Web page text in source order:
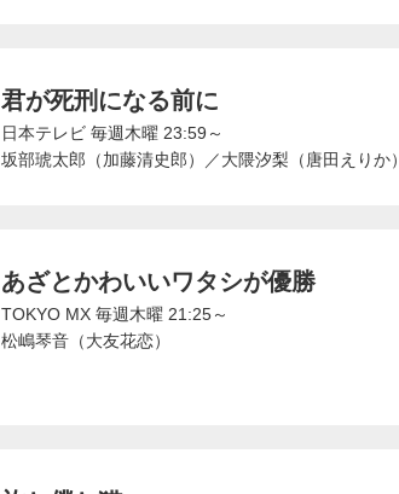
君が死刑になる前に
日本テレビ 毎週木曜 23:59～
坂部琥太郎（加藤清史郎）
／大隈汐梨（唐田えりか）
あざとかわいいワタシが優勝
TOKYO MX 毎週木曜 21:25～
松嶋琴音（大友花恋）